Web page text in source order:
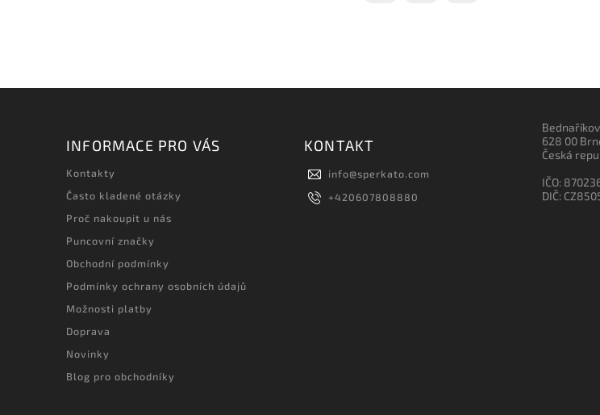
INFORMACE PRO VÁS
Kontakty
Často kladené otázky
Proč nakoupit u nás
Puncovní značky
Obchodní podmínky
Podmínky ochrany osobních údajů
Možnosti platby
Doprava
Novinky
Blog pro obchodníky
KONTAKT
info@sperkato.com
+420607808880
628 00
Česká
IČO:
DIČ: